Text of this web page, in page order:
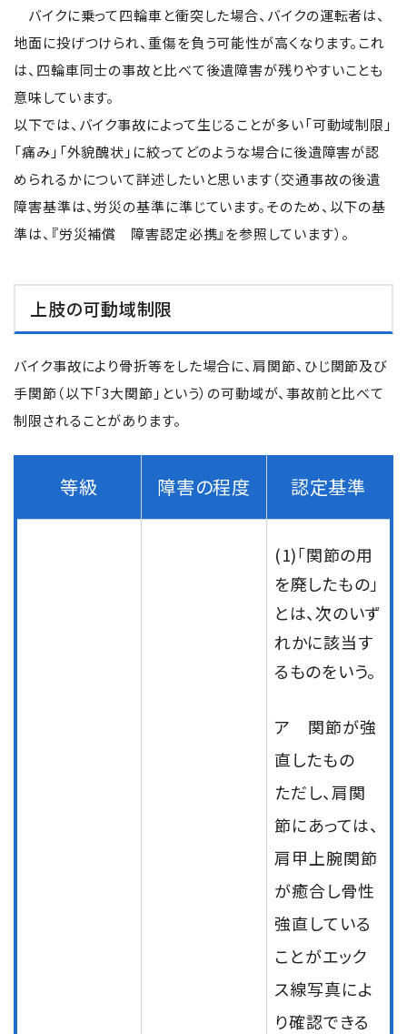
アクセス
ご相談者の声
弁護士コラム
メールで予約 LINEで予約
詳しくはこちら
バイクに乗って四輪車と衝突した場合、バイクの運転者は、
地面に投げつけられ、重傷を負う可能性が高くなります。これ
は、四輪車同士の事故と比べて後遺障害が残りやすいことも
意味しています。
以下では、バイク事故によって生じることが多い「可動域制限」
「痛み」「外貌醜状」に絞ってどのような場合に後遺障害が認
められるかについて詳述したいと思います（交通事故の後遺
障害基準は、労災の基準に準じています。そのため、以下の基
準は、『労災補償 障害認定必携』を参照しています）。
上肢の可動域制限
バイク事故により骨折等をした場合に、肩関節、ひじ関節及び
手関節（以下「3大関節」という）の可動域が、事故前と比べて
制限されることがあります。
等級 障害の程度 認定基準
(1)「関節の用
を廃したもの」
とは、次のいず
れかに該当す
るものをいう。
ア 関節が強
直したもの
ただし、肩関
節にあっては、
肩甲上腕関節
が癒合し骨性
強直している
ことがエック
ス線写真によ
り確認できる